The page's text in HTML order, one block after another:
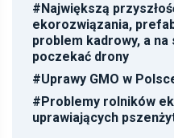
#Największą
ekorozwiązania,
problem kadrowy, a
poczekać drony
#Uprawy GMO w
#Problemy rolników
uprawiających